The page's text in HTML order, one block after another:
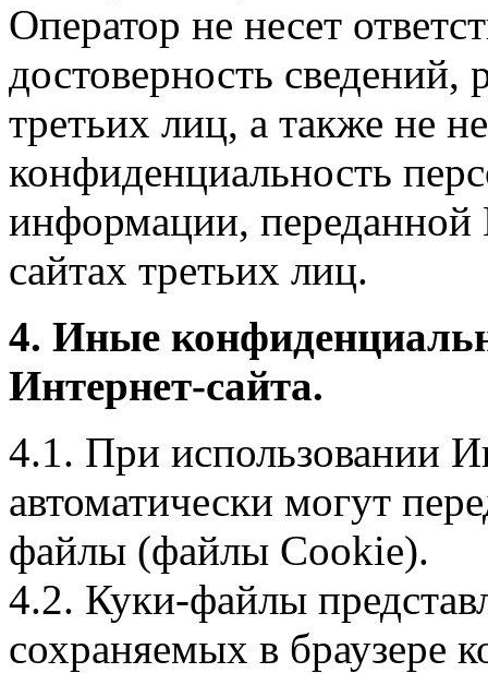
Оператор не несет
достоверность
третьих лиц, а также не
конфиденциальность
информации, переданной
сайтах третьих лиц.
4. Иные
Интернет-сайта.
4.1. При использовании
автоматически могут
файлы (файлы Cookie).
4.2. Куки-файлы
сохраняемых в браузере